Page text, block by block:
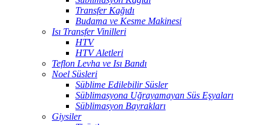
Transfer Kağıdı
Budama ve Kesme Makinesi
Isı Transfer Vinilleri
HTV
HTV Aletleri
Teflon Levha ve Isı Bandı
Noel Süsleri
Süblime Edilebilir Süsler
Süblimasyona Uğrayamayan Süs Eşyaları
Süblimasyon Bayrakları
Giysiler